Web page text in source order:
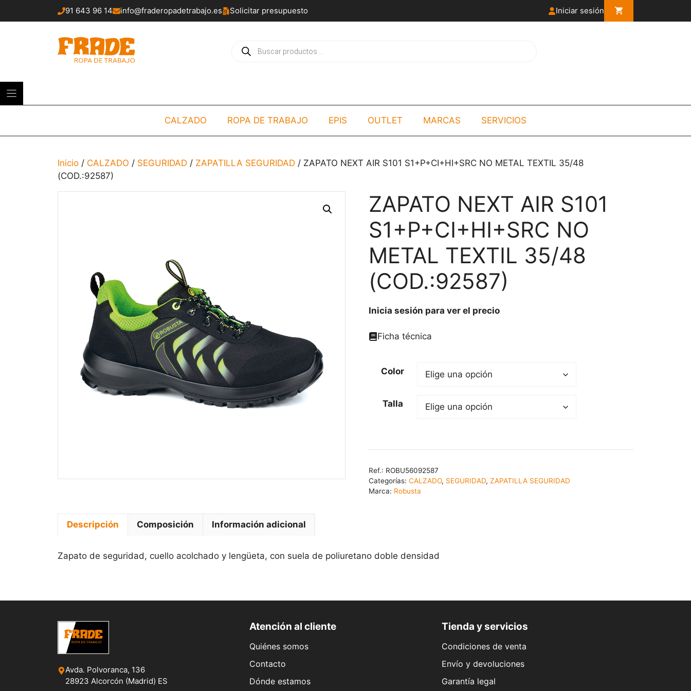
91 643 96 14 info@fraderopadetrabajo.es Solicitar presupuesto Iniciar sesión
Búsqueda
de
CALZADO ROPA DE TRABAJO EPIS OUTLET MARCAS SERVICIOS
Inicio / CALZADO / SEGURIDAD / ZAPATILLA SEGURIDAD / ZAPATO NEXT AIR S101 S1+P+CI+HI+SRC NO METAL TEXTIL 35/48
(COD.:92587)
ZAPATO NEXT AIR S101
S1+P+CI+HI+SRC NO
METAL TEXTIL 35/48
(COD.:92587)
Inicia sesión para ver el precio
Ficha técnica
Color
Talla
Ref.: ROBU56092587
Categorías: CALZADO, SEGURIDAD, ZAPATILLA SEGURIDAD
Marca: Robusta
Descripción Composición Información adicional
Zapato de seguridad, cuello acolchado y lengüeta, con suela de poliuretano doble densidad
Avda. Polvoranca, 136
28923 Alcorcón (Madrid) ES
Atención al cliente
Quiénes somos
Contacto
Dónde estamos
Tienda y servicios
Condiciones de venta
Envío y devoluciones
Garantía legal